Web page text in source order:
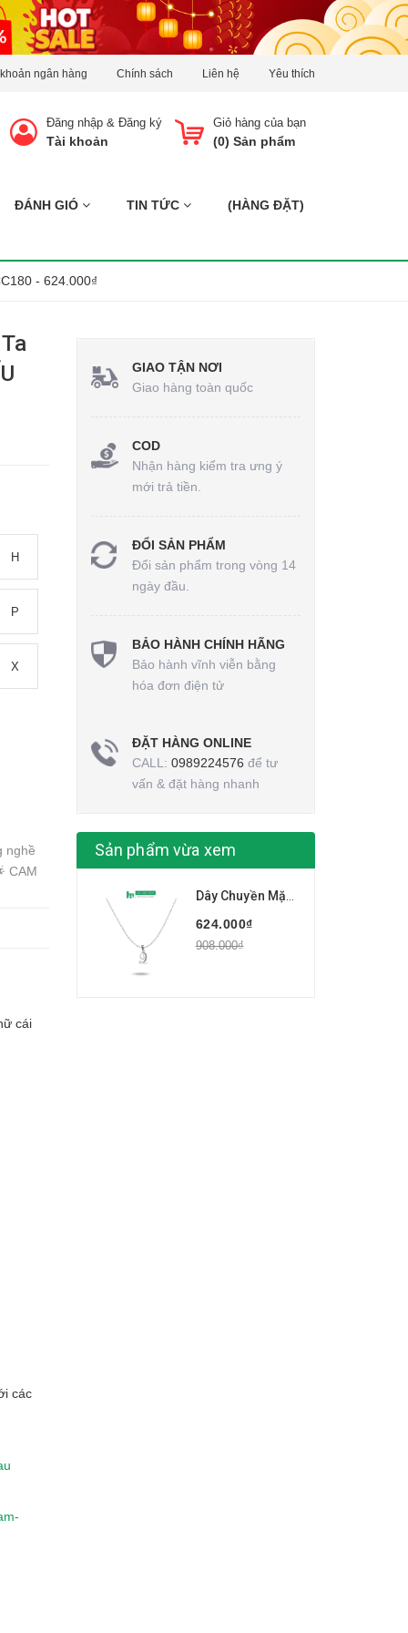
ngân hàng Chính sách Liên hệ Yêu thích
Giỏ hàng của bạn
(0) Sản phẩm
Đăng nhập & Đăng ký
Tài khoản
ĐÁNH GIÓ TIN TỨC (HÀNG ĐẶT)
- 624.000₫
H
P
X
nghề
CAM
cái
các
GIAO TẬN NƠI
Giao hàng toàn quốc
COD
Nhận hàng kiểm tra ưng ý
mới trả tiền.
ĐỔI SẢN PHẨM
Đổi sản phẩm trong vòng 14
ngày đầu.
BẢO HÀNH CHÍNH HÃNG
Bảo hành vĩnh viễn bằng
hóa đơn điện tử
ĐẶT HÀNG ONLINE
CALL: 0989224576 để tư
vấn & đặt hàng nhanh
Sản phẩm vừa xem
624.000₫
908.000₫